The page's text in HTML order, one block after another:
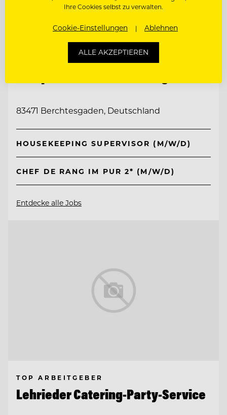
83471 Berchtesgaden, Deutschland
HOUSEKEEPING SUPERVISOR (M/W/D)
CHEF DE RANG IM PUR 2* (M/W/D)
Entdecke alle Jobs
TOP ARBEITGEBER
Lehrieder Catering-Party-Service
Ihre Cookies selbst zu verwalten.
Cookie-Einstellungen Ablehnen
ALLE AKZEPTIEREN